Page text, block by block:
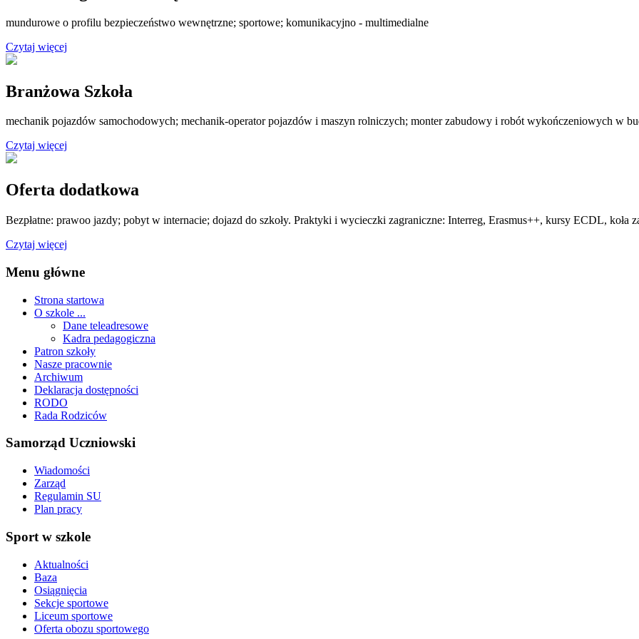
mundurowe o profilu bezpieczeństwo wewnętrzne; sportowe; komunikacyjno - multimedialne
Czytaj więcej
Branżowa Szkoła
mechanik pojazdów samochodowych; mechanik-operator pojazdów i maszyn rolniczych; monter zabudowy i robót wykończeniowych w
Czytaj więcej
Oferta dodatkowa
Bezpłatne: prawoo jazdy; pobyt w internacie; dojazd do szkoły. Praktyki i wycieczki zagraniczne: Interreg, Erasmus++, kursy ECDL, koła
Czytaj więcej
Menu główne
Strona startowa
O szkole ...
Dane teleadresowe
Kadra pedagogiczna
Patron szkoły
Nasze pracownie
Archiwum
Deklaracja dostępności
RODO
Rada Rodziców
Samorząd Uczniowski
Wiadomości
Zarząd
Regulamin SU
Plan pracy
Sport w szkole
Aktualności
Baza
Osiągnięcia
Sekcje sportowe
Liceum sportowe
Oferta obozu sportowego